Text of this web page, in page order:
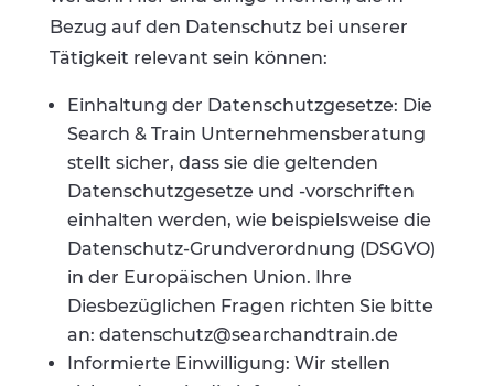
Bezug auf den Datenschutz bei unserer
Tätigkeit relevant sein können:
Einhaltung der Datenschutzgesetze: Die
Search & Train Unternehmensberatung
stellt sicher, dass sie die geltenden
Datenschutzgesetze und -vorschriften
einhalten werden, wie beispielsweise die
Datenschutz-Grundverordnung (DSGVO)
in der Europäischen Union. Ihre
Diesbezüglichen Fragen richten Sie bitte
an: datenschutz@searchandtrain.de
Informierte Einwilligung: Wir stellen